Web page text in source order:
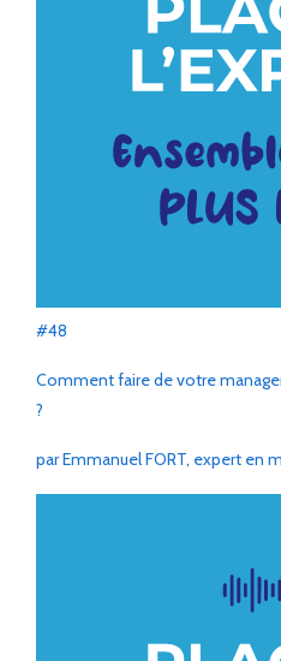
#48
Comment faire de votre
?
par Emmanuel FORT, expert en